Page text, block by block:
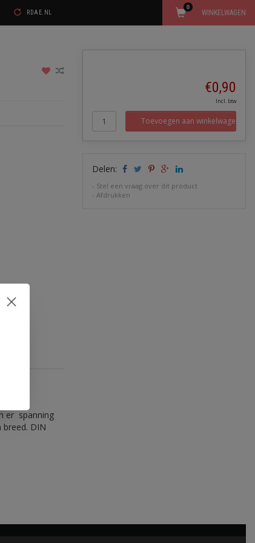
RDAE.NL WINKELWAGEN
0
er spanning
DIN
€0,90
Incl. btw
Toevoegen aan winkelwagen
Delen:
- Stel een vraag over dit product
-Afdrukken